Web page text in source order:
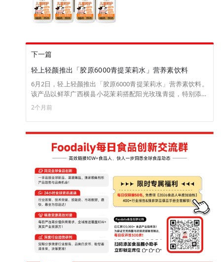
下一篇
轻上轻颜推出「胶原6000青提茉莉水」营养素饮料
6月2日，轻上轻颜推出「胶原6000青提茉莉水」营养素饮料。
该产品以鲜萃广西横县小花茉莉搭配阳光玫瑰青提，特别添加
专利胶原蛋白（≥6000mg/瓶）、VC（≥142mg/瓶）、VE、
氮气锁鲜工艺锁住新鲜口感，0糖0脂低卡，每瓶热量约为
81kcal。 目前，新品已上线淘宝轻上轻颜专卖店，售价为
950ml×2瓶/24.87元。（来源：轻上轻颜）
2个月前